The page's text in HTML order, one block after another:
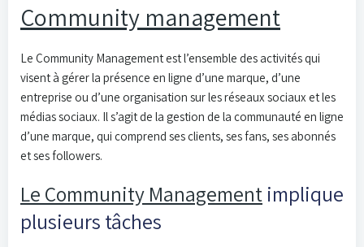
Community management
Le Community Management est l’ensemble des activités qui
visent à gérer la présence en ligne d’une marque, d’une
entreprise ou d’une organisation sur les réseaux sociaux et les
médias sociaux. Il s’agit de la gestion de la communauté en ligne
d’une marque, qui comprend ses clients, ses fans, ses abonnés
et ses followers.
Le Community Management implique
plusieurs tâches